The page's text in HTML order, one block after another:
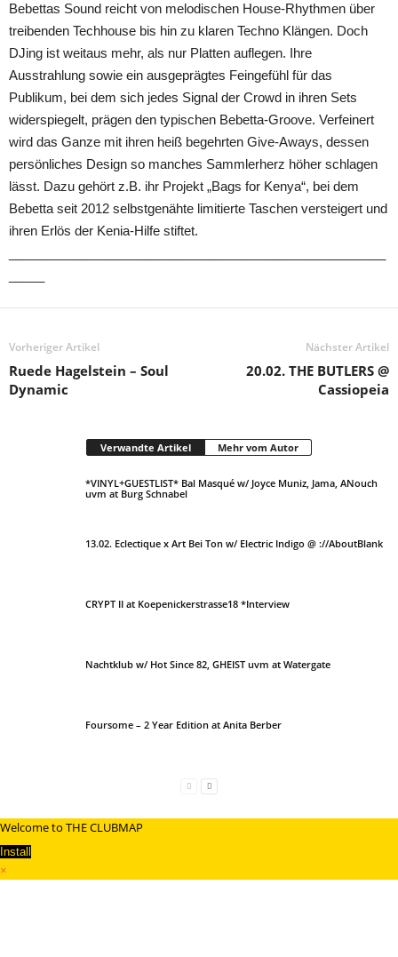
Bebettas Sound reicht von melodischen House-Rhythmen über
treibenden Techhouse bis hin zu klaren Techno Klängen. Doch
DJing ist weitaus mehr, als nur Platten auflegen. Ihre
Ausstrahlung sowie ein ausgeprägtes Feingefühl für das
Publikum, bei dem sich jedes Signal der Crowd in ihren Sets
widerspiegelt, prägen den typischen Bebetta-Groove. Verfeinert
wird das Ganze mit ihren heiß begehrten Give-Aways, dessen
persönliches Design so manches Sammlerherz höher schlagen
lässt. Dazu gehört z.B. ihr Projekt „Bags for Kenya“, bei dem
Bebetta seit 2012 selbstgenähte limitierte Taschen versteigert und
ihren Erlös der Kenia-Hilfe stiftet.
Vorheriger Artikel
Ruede Hagelstein – Soul
Dynamic
Nächster Artikel
20.02. THE BUTLERS @
Cassiopeia
Verwandte Artikel Mehr vom Autor
*VINYL+GUESTLIST* Bal Masqué w/ Joyce Muniz, Jama, ANouch
uvm at Burg Schnabel
13.02. Eclectique x Art Bei Ton w/ Electric Indigo @ ://AboutBlank
CRYPT II at Koepenickerstrasse18 *Interview
Nachtklub w/ Hot Since 82, GHEIST uvm at Watergate
Foursome – 2 Year Edition at Anita Berber
Welcome to THE CLUBMAP
Install
×